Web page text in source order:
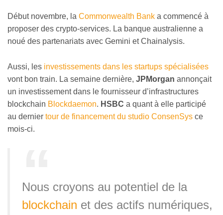
Début novembre, la Commonwealth Bank a commencé à
proposer des crypto-services. La banque australienne a
noué des partenariats avec Gemini et Chainalysis.
Aussi, les investissements dans les startups spécialisées
vont bon train. La semaine dernière, JPMorgan annonçait
un investissement dans le fournisseur d’infrastructures
blockchain Blockdaemon. HSBC a quant à elle participé
au dernier tour de financement du studio ConsenSys ce
mois-ci.
Nous croyons au potentiel de la
blockchain et des actifs numériques,